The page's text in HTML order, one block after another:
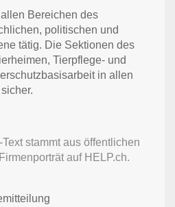
Bereichen des
politischen und
tätig. Die Sektionen des
Tierpflege- und
in allen
stammt aus öffentlichen
auf HELP.ch.